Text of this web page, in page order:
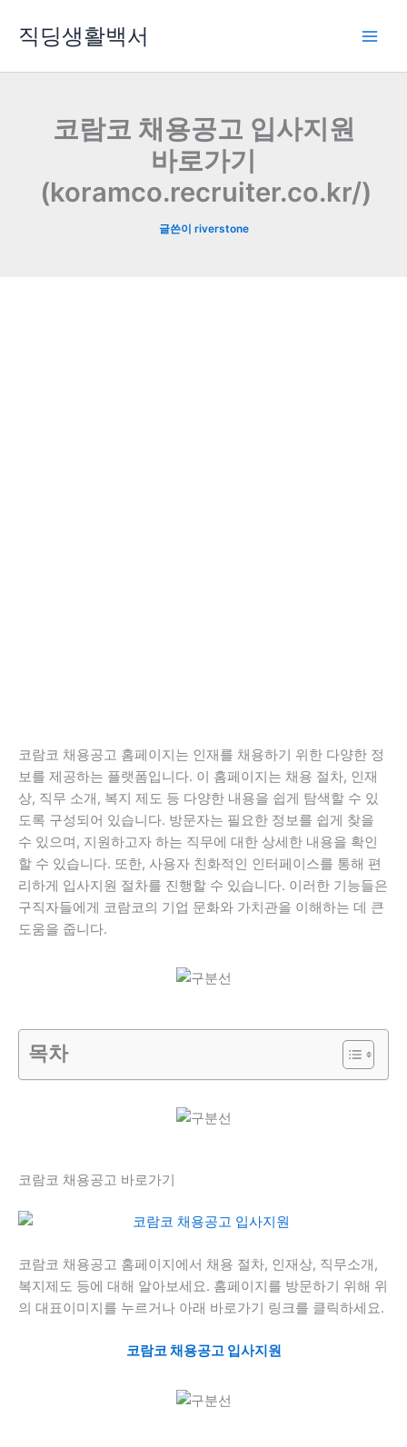
로
직딩생활백서
코람코 채용공고 입사지원
바로가기
(koramco.recruiter.co.kr/)
글쓴이 riverstone
코람코 채용공고 홈페이지는 인재를 채용하기 위한 다양한 정
보를 제공하는 플랫폼입니다. 이 홈페이지는 채용 절차, 인재
상, 직무 소개, 복지 제도 등 다양한 내용을 쉽게 탐색할 수 있
도록 구성되어 있습니다. 방문자는 필요한 정보를 쉽게 찾을
수 있으며, 지원하고자 하는 직무에 대한 상세한 내용을 확인
할 수 있습니다. 또한, 사용자 친화적인 인터페이스를 통해 편
리하게 입사지원 절차를 진행할 수 있습니다. 이러한 기능들은
구직자들에게 코람코의 기업 문화와 가치관을 이해하는 데 큰
도움을 줍니다.
목차
코람코 채용공고 바로가기
코람코 채용공고 홈페이지에서 채용 절차, 인재상, 직무소개,
복지제도 등에 대해 알아보세요. 홈페이지를 방문하기 위해 위
의 대표이미지를 누르거나 아래 바로가기 링크를 클릭하세요.
코람코 채용공고 입사지원